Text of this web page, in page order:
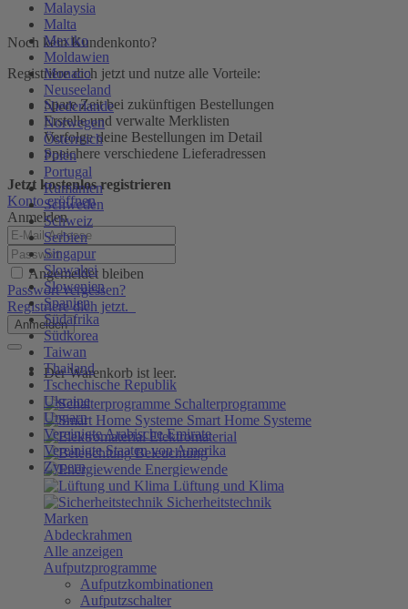
Malaysia
Malta
Mexiko
Moldawien
Monaco
Neuseeland
Niederlande
Norwegen
Österreich
Polen
Portugal
Rumänien
Schweden
Schweiz
Serbien
Singapur
Slowakei
Slowenien
Spanien
Südafrika
Südkorea
Taiwan
Thailand
Tschechische Republik
Ukraine
Ungarn
Vereinigte Arabische Emirate
Vereinigte Staaten von Amerika
Zypern
Noch kein Kundenkonto?
Registriere dich jetzt und nutze alle Vorteile:
Spare Zeit bei zukünftigen Bestellungen
Erstelle und verwalte Merklisten
Verfolge deine Bestellungen im Detail
Speichere verschiedene Lieferadressen
Jetzt kostenlos registrieren
Konto eröffnen
Anmelden
Angemeldet bleiben
Passwort vergessen?
Registriere dich jetzt.
Anmelden
Der Warenkorb ist leer.
Schalterprogramme
Smart Home Systeme
Elektromaterial
Beleuchtung
Energiewende
Lüftung und Klima
Sicherheitstechnik
Marken
Abdeckrahmen
Alle anzeigen
Aufputzprogramme
Aufputzkombinationen
Aufputzschalter